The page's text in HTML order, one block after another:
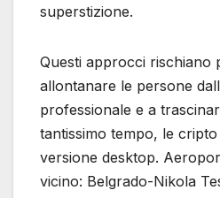
superstizione.
Questi approcci rischiano
allontanare le persone
professionale e a
tantissimo tempo, le
versione desktop.
vicino: Belgrado-Nikola